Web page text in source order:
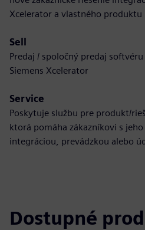
Xcelerator a vlastného produktu
Sell
Predaj / spoločný predaj
Siemens Xcelerator
Service
Poskytuje službu pre produkt/
ktorá pomáha zákazníkovi s
integráciou, prevádzkou alebo
Dostupné